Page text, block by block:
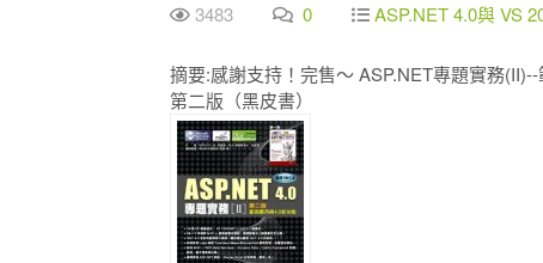
3483 0 ASP.NET 4.0與 VS
摘要:感謝支持！完售～ ASP.NET專題實務
第二版（黑皮書）